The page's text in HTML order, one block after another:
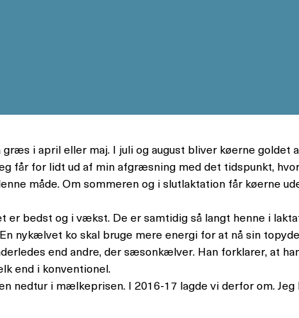
i april eller maj. I juli og august bliver køerne goldet
får for lidt ud af min afgræsning med det tidspunkt,
måde. Om sommeren og i slutlaktation får køerne
bedst og i vækst. De er samtidig så langt henne i
nykælvet ko skal bruge mere energi for at nå sin
end andre, der sæsonkælver. Han forklarer, at
end i konventionel.
nedtur i mælkeprisen. I 2016-17 lagde vi derfor om.